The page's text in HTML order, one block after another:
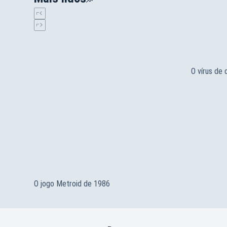
O vírus de
O jogo Metroid de 1986